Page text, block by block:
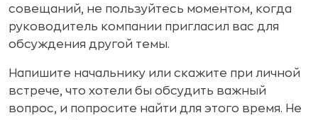
совещаний, не пользуйтесь моментом, когда
руководитель компании пригласил вас для
обсуждения другой темы.
Напишите начальнику или скажите при личной
встрече, что хотели бы обсудить важный
вопрос, и попросите найти для этого время. Не